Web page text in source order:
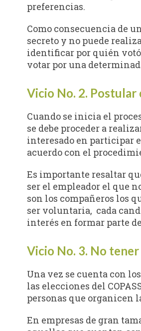
preferencias.
Como consecuencia de
secreto y no puede
identificar por quién votó
votar por una
Vicio No. 2.
Cuando se inicia el
se debe proceder a
interesado en participar
acuerdo con el
Es importante resaltar
ser el empleador el que
son los compañeros los
ser voluntaria, cada
interés en formar parte
Vicio No. 3. No
Una vez se cuenta con
las elecciones del
personas que organicen
En empresas de gran